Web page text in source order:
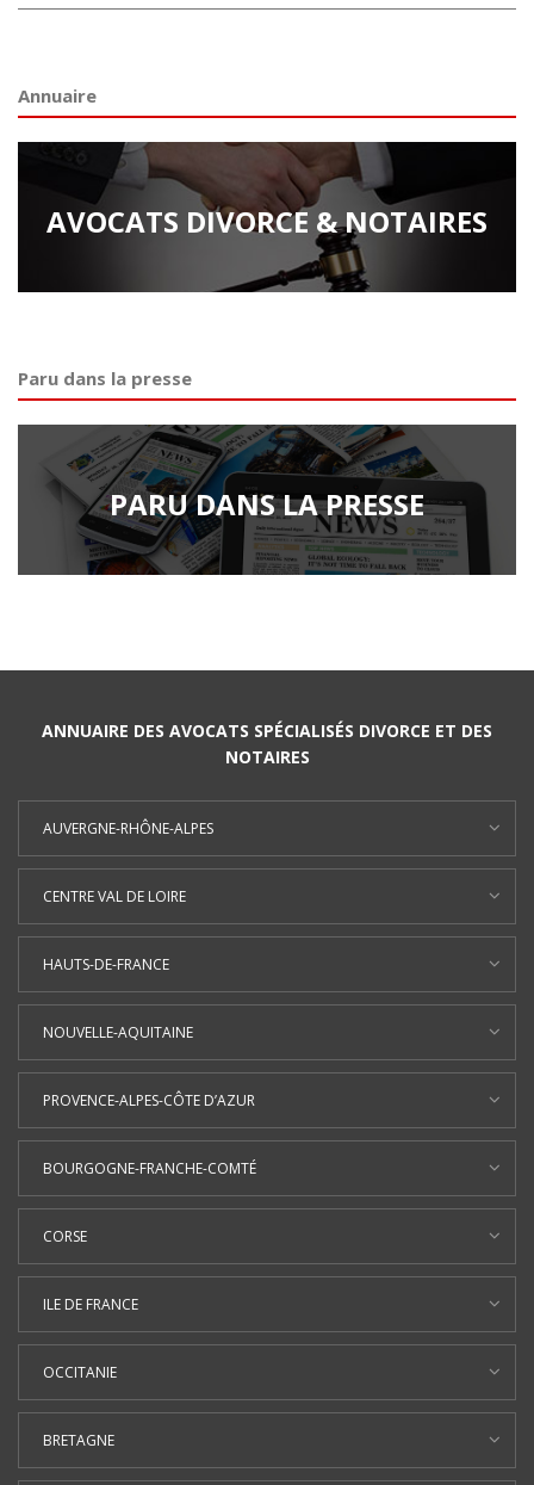
Annuaire
AVOCATS DIVORCE & NOTAIRES
Paru dans la presse
PARU DANS LA PRESSE
ANNUAIRE DES AVOCATS SPÉCIALISÉS DIVORCE ET DES
NOTAIRES
AUVERGNE-RHÔNE-ALPES
CENTRE VAL DE LOIRE
HAUTS-DE-FRANCE
NOUVELLE-AQUITAINE
PROVENCE-ALPES-CÔTE D’AZUR
BOURGOGNE-FRANCHE-COMTÉ
CORSE
ILE DE FRANCE
OCCITANIE
BRETAGNE